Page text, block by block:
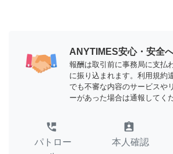
ANYTIMES安心・安全
報酬は取引前に事務局に支払
に振り込まれます。利用規約
でも不審な内容のサービスや
ーがあった場合は通報してく
perm_phone_msg
パトロー
assignment_ind
本人確認